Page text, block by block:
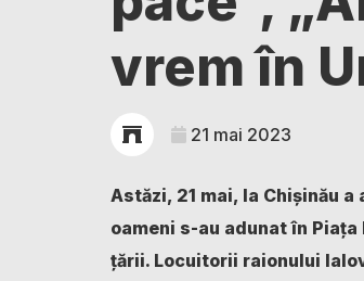
vrem în
21 mai 2023
Astăzi, 21 mai, la Chișinău
oameni s-au adunat în
țării. Locuitorii raionului